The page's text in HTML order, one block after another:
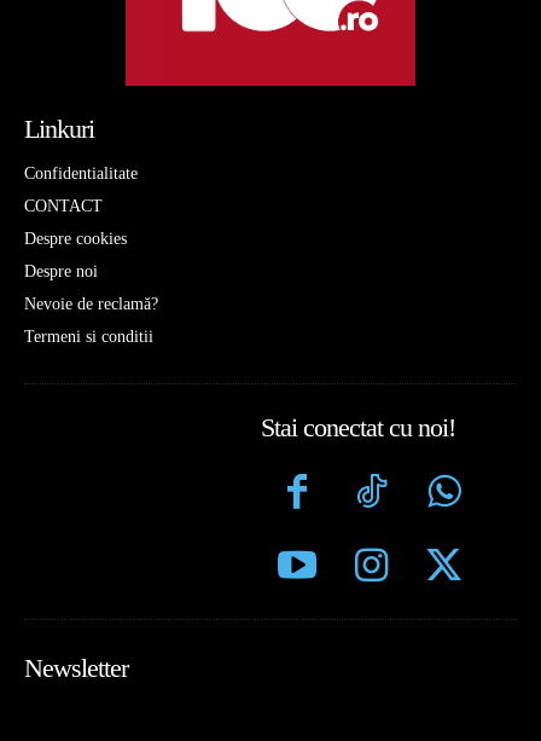
Linkuri
Confidentialitate
CONTACT
Despre cookies
Despre noi
Nevoie de reclamă?
Termeni si conditii
Stai conectat cu noi!
Newsletter